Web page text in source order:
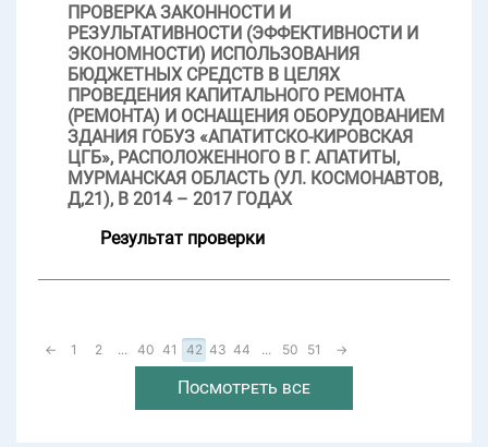
ПРОВЕРКА ЗАКОННОСТИ И
РЕЗУЛЬТАТИВНОСТИ (ЭФФЕКТИВНОСТИ И
ЭКОНОМНОСТИ) ИСПОЛЬЗОВАНИЯ
БЮДЖЕТНЫХ СРЕДСТВ В ЦЕЛЯХ
ПРОВЕДЕНИЯ КАПИТАЛЬНОГО РЕМОНТА
(РЕМОНТА) И ОСНАЩЕНИЯ ОБОРУДОВАНИЕМ
ЗДАНИЯ ГОБУЗ «АПАТИТСКО-КИРОВСКАЯ
ЦГБ», РАСПОЛОЖЕННОГО В Г. АПАТИТЫ,
МУРМАНСКАЯ ОБЛАСТЬ (УЛ. КОСМОНАВТОВ,
Д,21), В 2014 – 2017 ГОДАХ
Результат проверки
← 1 2 ... 40 41 42 43 44 ... 50 51 →
Посмотреть все